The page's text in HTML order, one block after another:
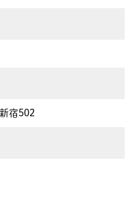
宿502